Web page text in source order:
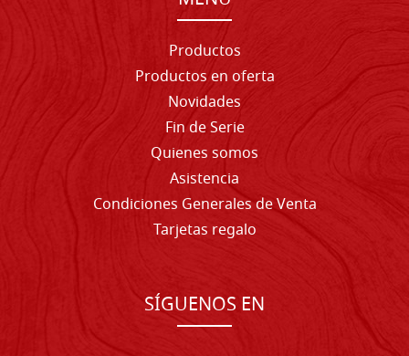
Productos
Productos en oferta
Novidades
Fin de Serie
Quienes somos
Asistencia
Condiciones Generales de Venta
Tarjetas regalo
SÍGUENOS EN